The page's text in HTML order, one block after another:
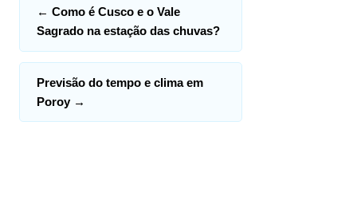
← Como é Cusco e o Vale
Sagrado na estação das chuvas?
Previsão do tempo e clima em
Poroy →